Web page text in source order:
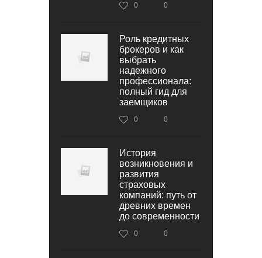
0 0
Роль кредитных
брокеров и как
выбрать
надежного
профессионала:
полный гид для
заемщиков
0 0
История
возникновения и
развития
страховых
компаний: путь от
древних времен
до современности
0 0